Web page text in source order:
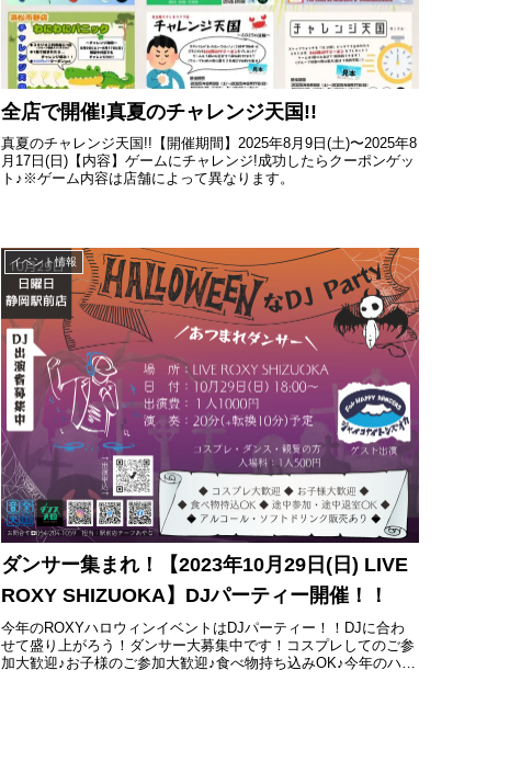
全店で開催!真夏のチャレンジ天国!!
真夏のチャレンジ天国!!【開催期間】2025年8月9日(土)〜2025年8
月17日(日)【内容】ゲームにチャレンジ!成功したらクーポンゲッ
ト♪※ゲーム内容は店舗によって異なります。
イベント情報
ダンサー集まれ！【2023年10月29日(日) LIVE
ROXY SHIZUOKA】DJパーティー開催！！
今年のROXYハロウィンイベントはDJパーティー！！DJに合わ
せて盛り上がろう！ダンサー大募集中です！コスプレしてのご参
加大歓迎♪お子様のご参加大歓迎♪食べ物持ち込みOK♪今年のハロ